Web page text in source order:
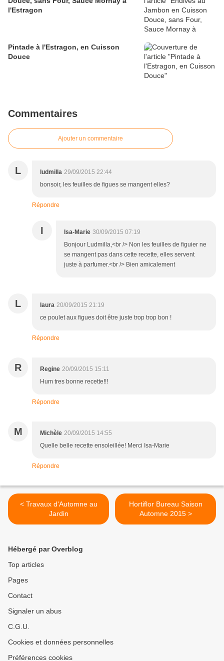
l'Estragon
Pintade à l'Estragon, en Cuisson
Douce
Commentaires
Ajouter un commentaire
L ludmilla 29/09/2015 22:44
bonsoir, les feuilles de figues se mangent elles?
Répondre
I Isa-Marie 30/09/2015 07:19
Bonjour Ludmilla,<br /> Non les feuilles de figuier ne
se mangent pas dans cette recette, elles servent
juste à parfumer.<br /> Bien amicalement
L laura 20/09/2015 21:19
ce poulet aux figues doit être juste trop trop bon !
Répondre
R Regine 20/09/2015 15:11
Hum tres bonne recette!!!
Répondre
M Michèle 20/09/2015 14:55
Quelle belle recette ensoleillée! Merci Isa-Marie
Répondre
< Travaux d'Automne au
Jardin
Hortiflor Bureau Saison
Automne 2015 >
Hébergé par Overblog
Top articles
Pages
Contact
Signaler un abus
C.G.U.
Cookies et données personnelles
Préférences cookies